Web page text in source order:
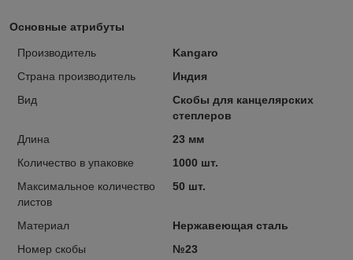
Основные атрибуты
Производитель
Kangaro
Страна производитель
Индия
Вид
Скобы для канцелярских
степлеров
Длина
23 мм
Количество в упаковке
1000 шт.
Максимальное количество
листов
50 шт.
Материал
Нержавеющая сталь
Номер скобы
№23